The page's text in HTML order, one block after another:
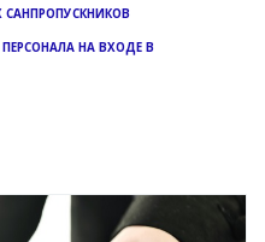
НА ВХОДЕ В